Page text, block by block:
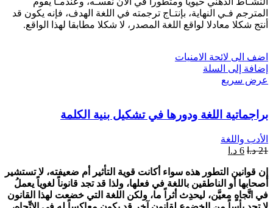
المترجم فـي النهاية، بإنتـاج ترجمته في اللغة الهدف، فإنه يكون قد
أنتج شكلا معادلا لواقع اللغة المصدر، لا شكلا مطابقا لهذا الواقع.
اضف الى لائحة الامنيات
إضافة إلى السلة
عرض سريع
براجماتية اللغة ودورها في تشكيل بنية الكلمة
الأدب واللغة
21 د.ا 6 د.ا
إن قوانين التطور هذه سواء أكانت قوية التأثير أم ضعيفته، لا تستشير
أصحابها أو الناطقين باللغة في فعلها، ولذا قد تجد قانوناً لغوياً يعملُ
في اتَّجاهٍ معيَّن، ليحدِث أثراً ما، ولكن اللغة التي خضعت لهذا القانون